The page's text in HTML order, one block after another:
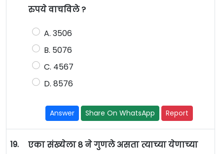
रुपये वाचविले ?
A. 3506
B. 5076
C. 4567
D. 8576
Answer Share On WhatsApp Report
19.
एका संख्येला 8 ने गुणले असता त्याच्या येणाच्या